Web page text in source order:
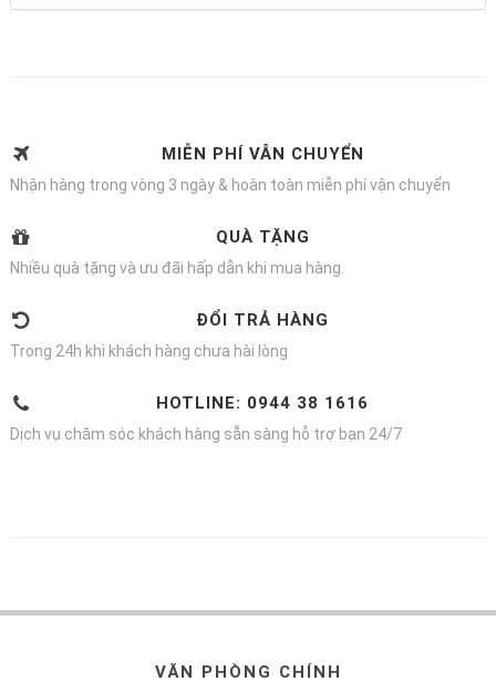
MIỄN PHÍ VẪN CHUYỂN
Nhận hàng trong vòng 3 ngày & hoàn toàn miễn phí vận chuyển
QUÀ TẶNG
Nhiều quà tặng và ưu đãi hấp dẫn khi mua hàng.
ĐỔI TRẢ HÀNG
Trong 24h khi khách hàng chưa hài lòng
HOTLINE: 0944 38 1616
Dịch vụ chăm sóc khách hàng sẵn sàng hỗ trợ bạn 24/7
VĂN PHÒNG CHÍNH